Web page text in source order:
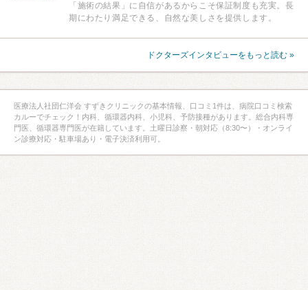
「施術の結果」に自信があるからこそ保証制度も充実。長
期にわたり満足できる、自然な美しさを提供します。
ドクターズインタビューをもっと読む »
医療法人社団仁洋会 すずきクリニックの基本情報、口コミ1件は、病院口コミ検索
カルーでチェック！内科、循環器内科、小児科、予防接種があります。総合内科専
門医、循環器専門医が在籍しています。土曜日診察・朝対応（8:30〜）・オンライ
ン診療対応・駐車場あり・電子決済利用可。